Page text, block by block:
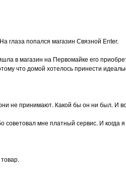
глаза попался магазин Связной Enter.
в магазин на Первомайке его
что домой хотелось принести
не принимают. Какой бы он ни был. И
мне платный сервис. И когда